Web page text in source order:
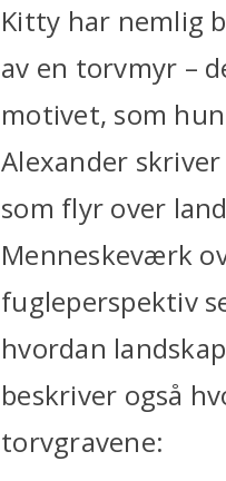
Kitty har nemlig
av en torvmyr –
motivet, som
Alexander
som flyr over
Menneskeværk
fugleperspektiv
hvordan
beskriver også
torvgravene: